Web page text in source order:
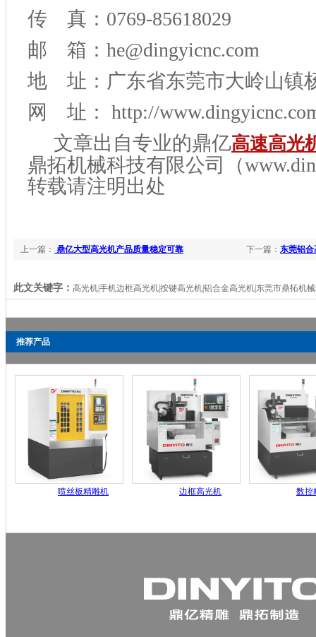
传 真：0769-85618029
邮 箱：he@dingyicnc.com
地 址：广东省东莞市大岭山镇
网 址： http://
文章出自专业的鼎亿高速高光
鼎拓机械科技有限公司（
转载请注明出处
下一篇： 东莞铝合
上一篇： 鼎亿大型高光机产品质量稳定可靠
此文关键字： 高光机|手机边框高光机|按键高光机|铝合金高光机|东莞市鼎拓机
推荐产品
喷丝板精雕机 边框高光机 数控